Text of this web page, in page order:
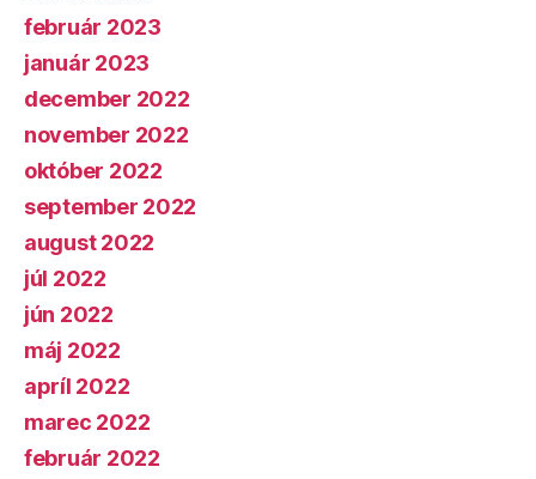
február 2023
január 2023
december 2022
november 2022
október 2022
september 2022
august 2022
júl 2022
jún 2022
máj 2022
apríl 2022
marec 2022
február 2022